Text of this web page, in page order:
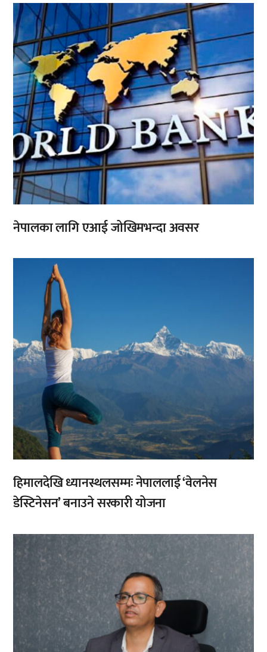
नेपालका लागि एआई जोखिमभन्दा अवसर
हिमालदेखि ध्यानस्थलसम्मः नेपाललाई ‘वेलनेस
डेस्टिनेसन’ बनाउने सरकारी योजना